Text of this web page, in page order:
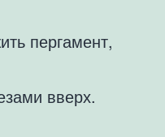
пергамент,
вверх.